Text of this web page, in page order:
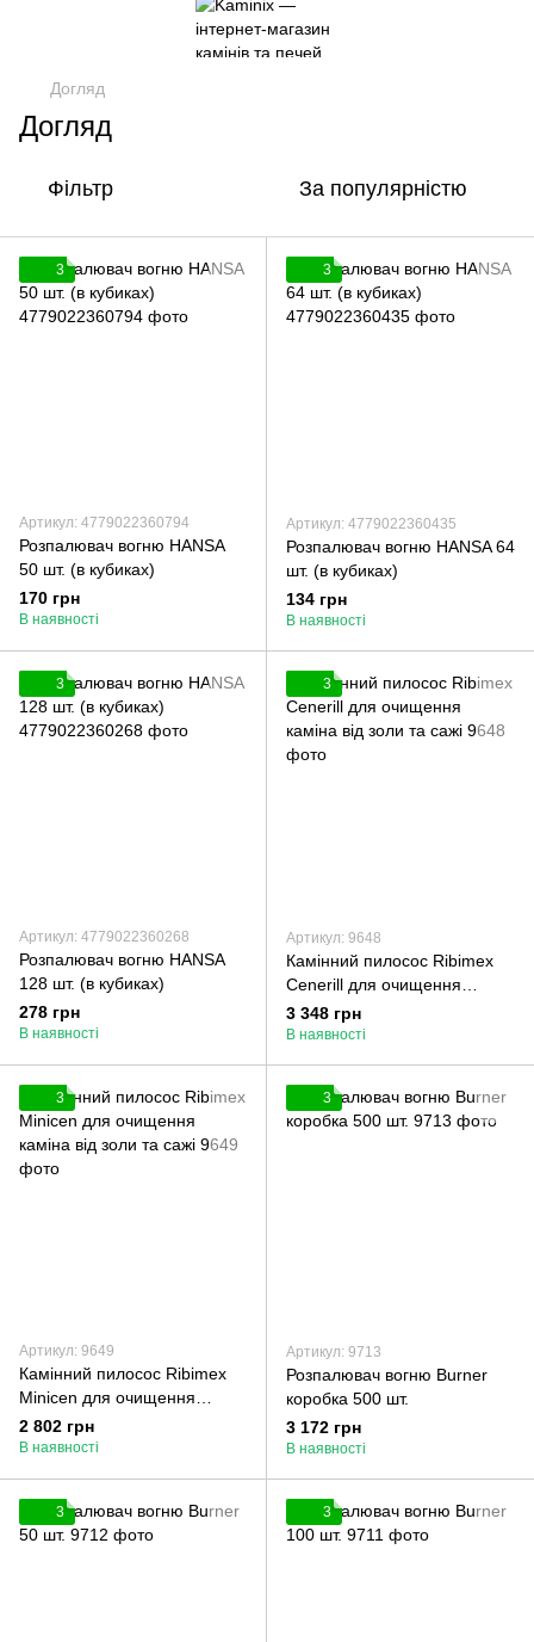
Догляд
Догляд
Фільтр За популярністю
3
Артикул: 4779022360794
Розпалювач вогню HANSA
50 шт. (в кубиках)
170 грн
В наявності
3
Артикул: 4779022360435
Розпалювач вогню HANSA 64
шт. (в кубиках)
134 грн
В наявності
3
Артикул: 4779022360268
Розпалювач вогню HANSA
128 шт. (в кубиках)
278 грн
В наявності
3
Артикул: 9648
Камінний пилосос Ribimex
Cenerill для очищення
каміна від золи та сажі
3 348 грн
В наявності
3
Артикул: 9649
Камінний пилосос Ribimex
Minicen для очищення
каміна від золи та сажі
2 802 грн
В наявності
3
Артикул: 9713
Розпалювач вогню Burner
коробка 500 шт.
3 172 грн
В наявності
3 3